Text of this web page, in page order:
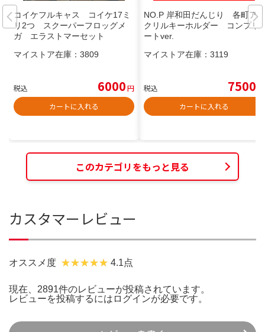
コイケフルキャス コイケ17ミ
リ2つ スクーパーフロッグメ
ガ エラストマーセット
マイストア在庫： 3809
税込 6000円
カートに入れる
NO.P 岸和田だんじり 各町ア
クリルキーホルダー コンプリ
ートver.
マイストア在庫： 3119
税込 7500
カートに入れる
このカテゴリをもっと見る
カスタマーレビュー
オススメ度 4.1点
現在、2891件のレビューが投稿されています。
レビューを投稿するには ログインが必要です。